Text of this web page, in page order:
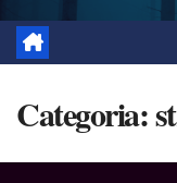
Categoria: